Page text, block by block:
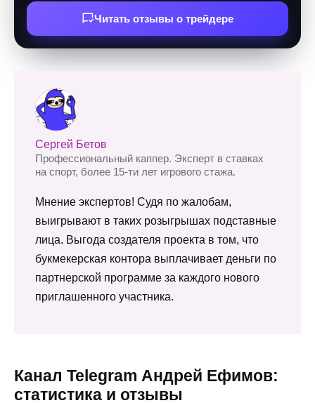
Читать отзывы о трейдере
Сергей Бетов
Профессиональный каппер. Эксперт в ставках
на спорт, более 15-ти лет игрового стажа.
Мнение экспертов! Судя по жалобам,
выигрывают в таких розыгрышах подставные
лица. Выгода создателя проекта в том, что
букмекерская контора выплачивает деньги по
партнерской программе за каждого нового
приглашенного участника.
Канал Telegram Андрей Ефимов:
статистика и отзывы